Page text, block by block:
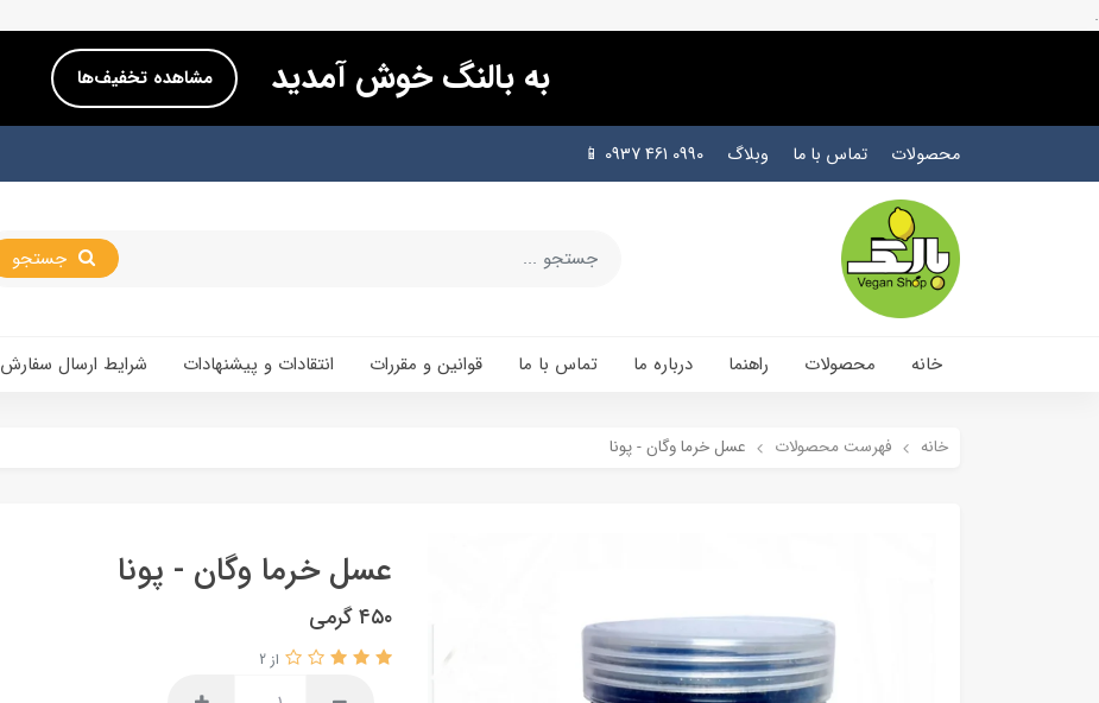
.
به بالنگ خوش آمدید مشاهده تخفیف‌ها
محصولات تماس با ما وبلاگ 0990 461 0937 📱
خانه محصولات راهنما درباره ما تماس با ما قوانین و مقررات انتقادات و پیشنهادات شرایط ارسال سفارش
خانه فهرست محصولات عسل خرما وگان - پونا
عسل خرما وگان - پونا
۴۵۰ گرمی
از 2